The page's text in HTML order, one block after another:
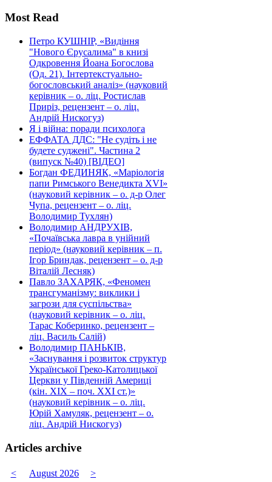
Most Read
Петро КУШНІР, «Видіння
"Нового Єрусалима" в книзі
Одкровення Йоана Богослова
(Од. 21). Інтертекстуально-
богословський аналіз» (науковий
керівник – о. ліц. Ростислав
Приріз, рецензент – о. ліц.
Андрій Нискогуз)
Я і війна: поради психолога
ЕФФАТА ДДС: "Не судіть і не
будете суджені". Частина 2
(випуск №40) [ВІДЕО]
Богдан ФЕДИНЯК, «Маріологія
папи Римського Венедикта XVI»
(науковий керівник – о. д-р Олег
Чупа, рецензент – о. ліц.
Володимир Тухлян)
Володимир АНДРУХІВ,
«Почаївська лавра в унійний
період» (науковий керівник – п.
Ігор Бриндак, рецензент – о. д-р
Віталій Лесняк)
Павло ЗАХАРЯК, «Феномен
трансгуманізму: виклики і
загрози для суспільства»
(науковий керівник – о. ліц.
Тарас Коберинко, рецензент –
ліц. Василь Салій)
Володимир ПАНЬКІВ,
«Заснування і розвиток структур
Української Греко-Католицької
Церкви у Південній Америці
(кін. ХІХ – поч. ХХІ ст.)»
(науковий керівник – о. ліц.
Юрій Хамуляк, рецензент – о.
ліц. Андрій Нискогуз)
Articles archive
< August 2026
>